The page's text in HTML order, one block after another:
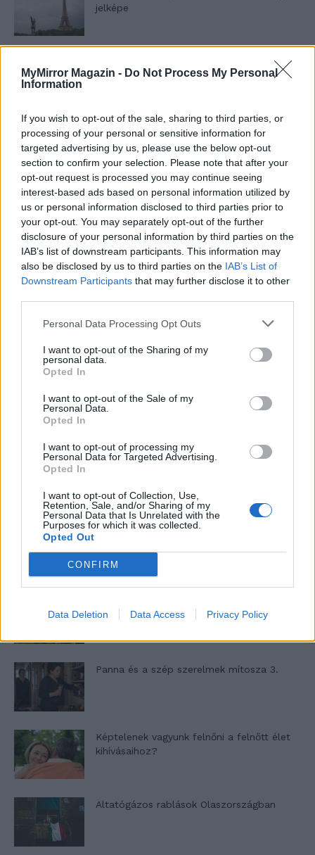
MyMirror Magazin - Do Not Process My Personal
Information
If you wish to opt-out of the sale, sharing to third parties, or
processing of your personal or sensitive information for
targeted advertising by us, please use the below opt-out
section to confirm your selection. Please note that after your
opt-out request is processed you may continue seeing
interest-based ads based on personal information utilized by
us or personal information disclosed to third parties prior to
your opt-out. You may separately opt-out of the further
disclosure of your personal information by third parties on the
IAB’s list of downstream participants. This information may
also be disclosed by us to third parties on the IAB’s List of
Downstream Participants that may further disclose it to other
Personal Data Processing Opt Outs
I want to opt-out of the Sharing of my
personal data.
Opted In
I want to opt-out of the Sale of my
Personal Data.
Opted In
I want to opt-out of processing my
Personal Data for Targeted Advertising.
Opted In
I want to opt-out of Collection, Use,
Retention, Sale, and/or Sharing of my
Personal Data that Is Unrelated with the
Purposes for which it was collected.
Opted Out
CONFIRM
Data Deletion Data Access Privacy Policy
jelképe
Minka 11. rész
T. szereti a fiatal lányokat 14. rész
Pedig szóltam… – Miért nem hiszünk a
nőknek, amikor segítséget kérnek?
A legidegesítőbb kifejezések laza
gyűjteménye
Elyna Robbs: Adéle és az örökölt árnyak
13. rész
Panna és a szép szerelmek mítosza 3.
Képtelenek vagyunk felnőni a felnőtt élet
kihívásaihoz?
Altatógázos rablások Olaszországban